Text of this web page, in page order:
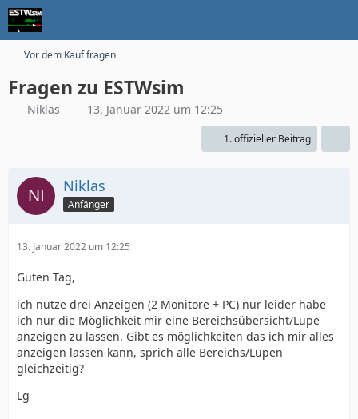
Vor dem Kauf fragen
Fragen zu ESTWsim
Niklas 13. Januar 2022 um 12:25
1. offizieller Beitrag
Niklas
Anfänger
13. Januar 2022 um 12:25
Guten Tag,
ich nutze drei Anzeigen (2 Monitore + PC) nur leider habe
ich nur die Möglichkeit mir eine Bereichsübersicht/Lupe
anzeigen zu lassen. Gibt es möglichkeiten das ich mir alles
anzeigen lassen kann, sprich alle Bereichs/Lupen
gleichzeitig?
Lg